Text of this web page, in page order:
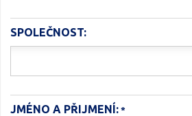
SPOLEČNOST:
JMÉNO A PŘIJMENÍ: